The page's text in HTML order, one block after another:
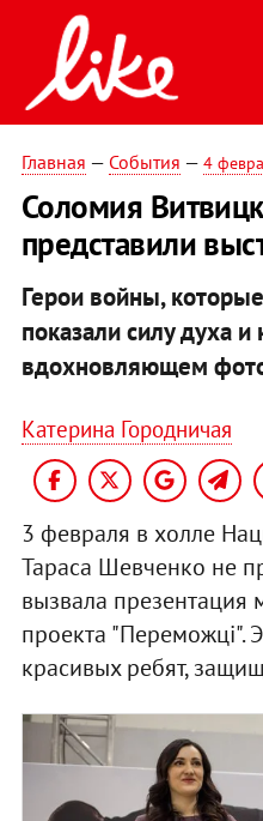
Главная — События — 4
Соломия
представили
Герои войны,
показали силу духа и
вдохновляющем
Катерина Городничая
3 февраля в холле
Тараса Шевченко не
вызвала презентация
проекта "Переможці".
красивых ребят,